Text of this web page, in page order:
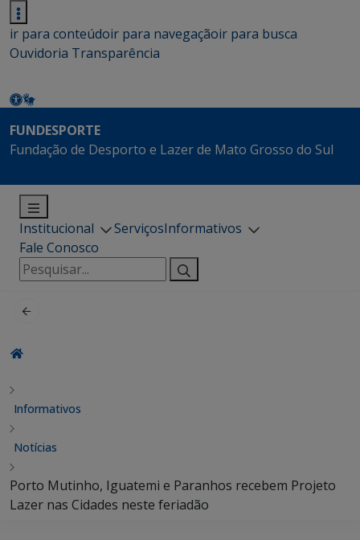
ir para conteúdoir para navegaçãoir para busca
Ouvidoria Transparência
FUNDESPORTE
Fundação de Desporto e Lazer de Mato Grosso do Sul
Institucional ServiçosInformativos
Fale Conosco
Pesquisar
por:
Informativos
Notícias
Porto Mutinho, Iguatemi e Paranhos recebem Projeto
Lazer nas Cidades neste feriadão